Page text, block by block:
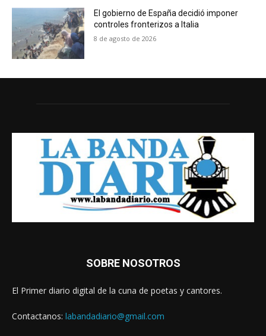
El gobierno de España decidió imponer
controles fronterizos a Italia
8 de agosto de 2026
SOBRE NOSOTROS
El Primer diario digital de la cuna de poetas y cantores.
Contactanos: labandadiario@gmail.com